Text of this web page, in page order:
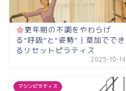
更年期の不調をやわらげ
る“呼吸”と“姿勢”｜草加ででき
るリセットピラティス
2025-10-14
マシンピラティス